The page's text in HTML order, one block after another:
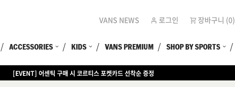
VANS NEWS 로그인 장바구니 (0)
ACCESSORIES KIDS VANS PREMIUM SHOP BY SPORTS
[EVENT] 어센틱 구매 시 코르티스 포켓카드 선착순 증정
[EVENT] 15만원 이상 구매 시 쿨러백 증정